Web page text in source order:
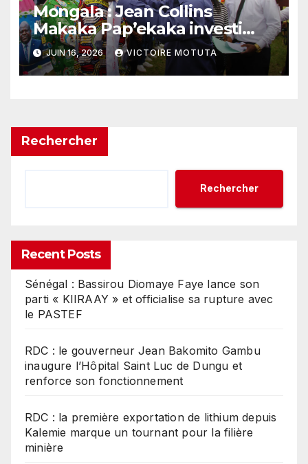
Mongala : Jean Collins
Makaka Pap’ekaka investi
président du Conseil
provincial de l’Union sacrée
JUIN 16, 2026 VICTOIRE MOTUTA
Rechercher
Rechercher
Recent Posts
Sénégal : Bassirou Diomaye Faye lance son
parti « KIIRAAY » et officialise sa rupture avec
le PASTEF
RDC : le gouverneur Jean Bakomito Gambu
inaugure l’Hôpital Saint Luc de Dungu et
renforce son fonctionnement
RDC : la première exportation de lithium depuis
Kalemie marque un tournant pour la filière
minière